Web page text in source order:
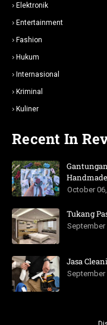
Elektronik
Entertainment
Fashion
Hukum
Internasional
Kriminal
Kuliner
Recent In
Handmade
October
Tukang
September
Jasa
September